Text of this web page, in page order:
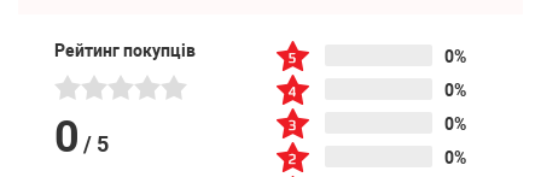
Рейтинг покупців
0 / 5
0%
0%
0%
0%